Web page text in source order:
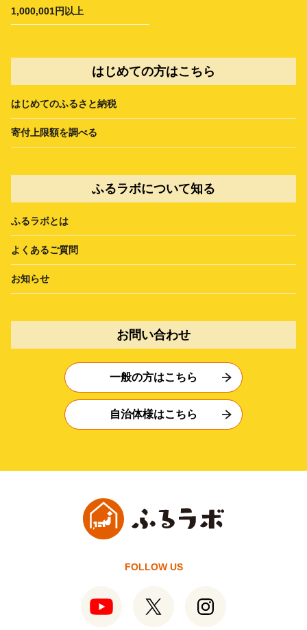
1,000,001円以上
はじめての方はこちら
はじめてのふるさと納税
寄付上限額を調べる
ふるラボについて知る
ふるラボとは
よくあるご質問
お知らせ
お問い合わせ
一般の方はこちら
自治体様はこちら
FOLLOW US